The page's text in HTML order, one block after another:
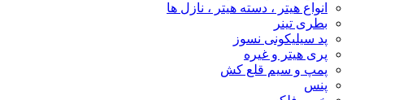
انواع هیتر ، دسته هیتر ، نازل ها
بطری تینر
پد سیلیکونی نسوز
پری هیتر و غیره
پمپ و سیم قلع کش
پنس